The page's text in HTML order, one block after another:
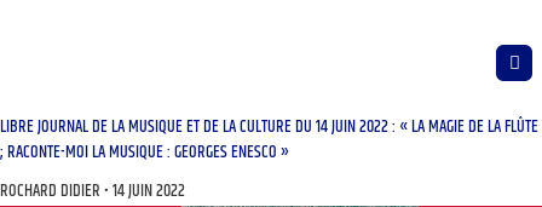
LIBRE JOURNAL DE LA MUSIQUE ET DE LA CULTURE DU 14 JUIN 2022 : « LA MAGIE DE LA FLÛTE
; RACONTE-MOI LA MUSIQUE : GEORGES ENESCO »
ROCHARD DIDIER 14 JUIN 2022